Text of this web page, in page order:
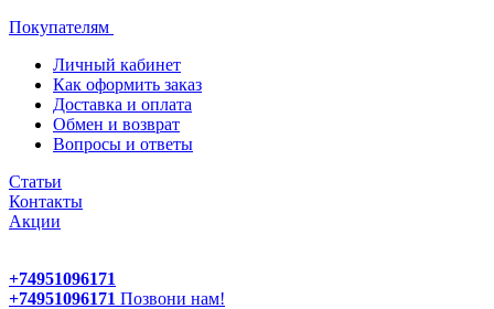
Покупателям
Личный кабинет
Как оформить заказ
Доставка и оплата
Обмен и возврат
Вопросы и ответы
Статьи
Контакты
Акции
+74951096171
+74951096171 Позвони нам!